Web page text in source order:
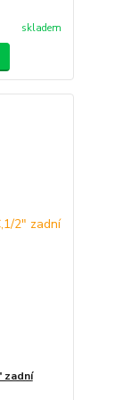
skladem
zadní